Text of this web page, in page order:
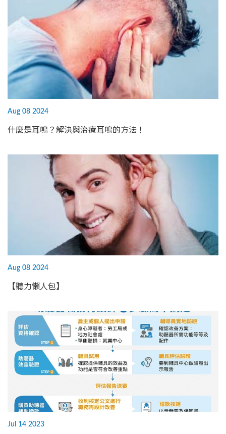
Aug 08 2024
什麼是耳鳴？解決與治療耳鳴的方法！
Aug 08 2024
【聽力懶人包】
Jul 14 2023